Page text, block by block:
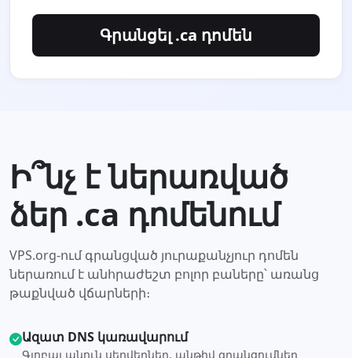
Գրանցել .ca դոմեն
Ի՞նչ է ներառված
ձեր .ca դոմենում
VPS.org-ում գրանցված յուրաքանչյուր դոմեն
ներառում է անհրաժեշտ բոլոր բաները՝ առանց
թաքնված վճարների։
Ազատ DNS կառավարում
Գլոբալ անուն սերվերներ, անթիվ գրանցումներ